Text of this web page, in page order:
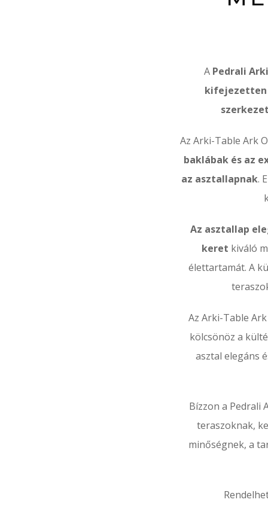
A Pedrali
Az Arki-Table Ark
baklábak és az
az asztallapnak.
Az asztallap
keret kiváló
élettartamát. A
Az Arki-Table
kölcsönöz a
asztal elegáns
Bízzon a Pedrali
teraszoknak,
minőségnek, a